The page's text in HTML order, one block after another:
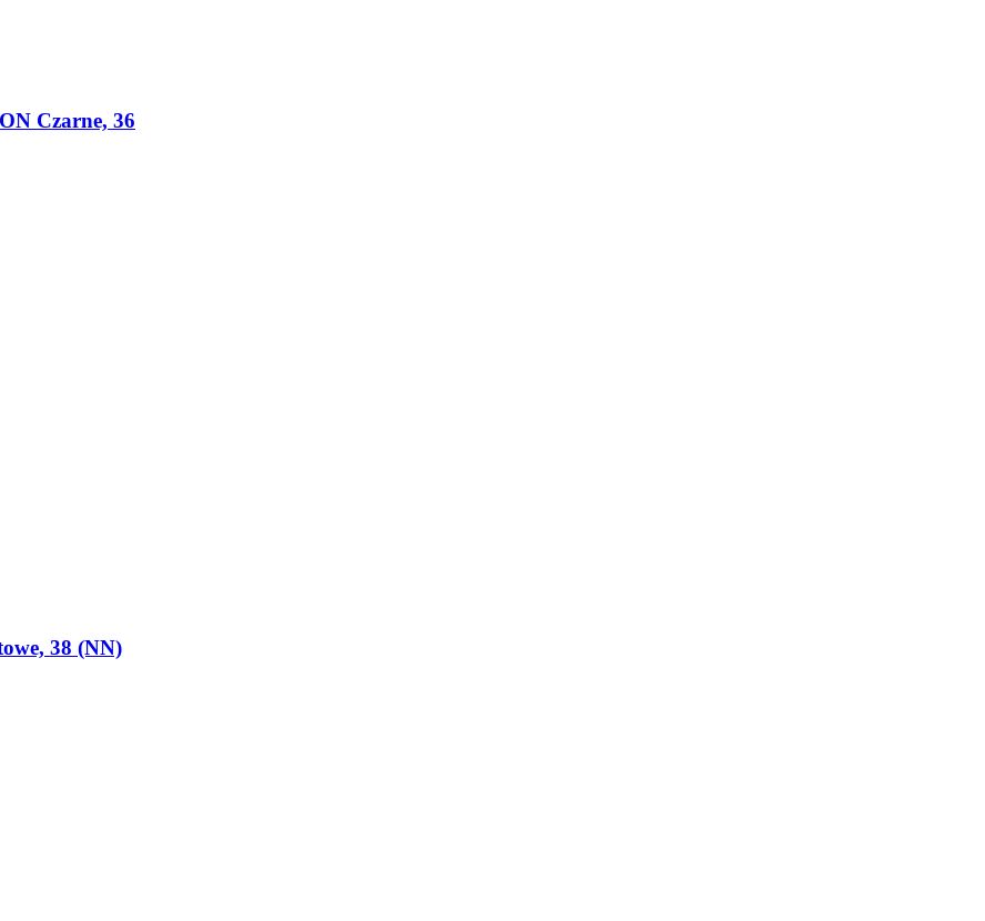
Czarne, 36
38 (NN)